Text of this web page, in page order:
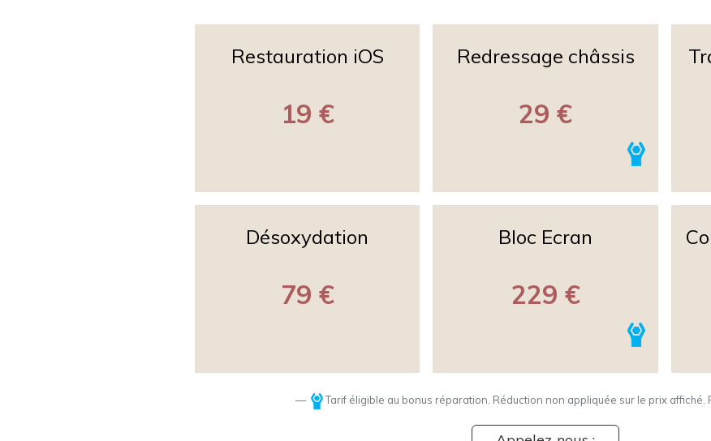
Restauration iOS
19 €
Redressage châssis
29 €
Désoxydation
79 €
Bloc Ecran
229 €
Tarif éligible au bonus réparation. Réduction non appliquée sur le prix affiché.